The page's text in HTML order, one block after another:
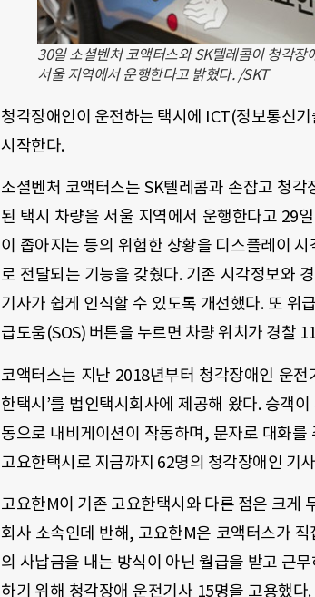
30일 소셜벤처 코액터스와 SK텔레콤이 청각장
서울 지역에서 운행한다고 밝혔다. /SKT
청각장애인이 운전하는 택시에 ICT(정보통신기
시작한다.
소셜벤처 코액터스는 SK텔레콤과 손잡고 청각
된 택시 차량을 서울 지역에서 운행한다고 29
이 좁아지는 등의 위험한 상황을 디스플레이
로 전달되는 기능을 갖췄다. 기존 시각정보와
기사가 쉽게 인식할 수 있도록 개선했다. 또 위
급도움(SOS) 버튼을 누르면 차량 위치가 경찰
코액터스는 지난 2018년부터 청각장애인 운
한택시 ’를 법인택시회사에 제공해 왔다. 승객이
동으로 내비게이션이 작동하며 , 문자로 대화를
고요한택시로 지금까지 62명의 청각장애인 기
고요한M이 기존 고요한택시와 다른 점은 크게
회사 소속인데 반해, 고요한M은 코액터스가
의 사납금을 내는 방식이 아닌 월급을 받고 근
하기 위해 청각장애 운전기사 15명을 고용했다.